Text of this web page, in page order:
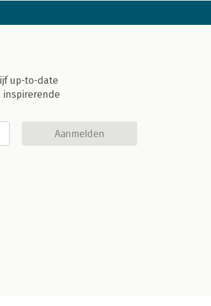
up-to-date
inspirerende
Aanmelden